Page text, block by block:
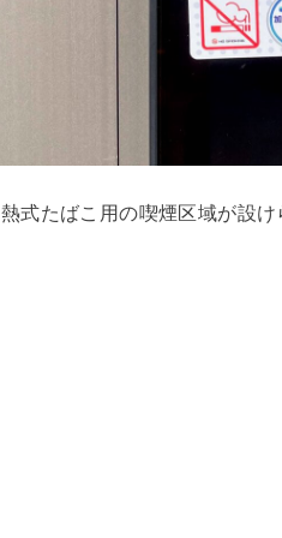
式たばこ用の喫煙区域が設け